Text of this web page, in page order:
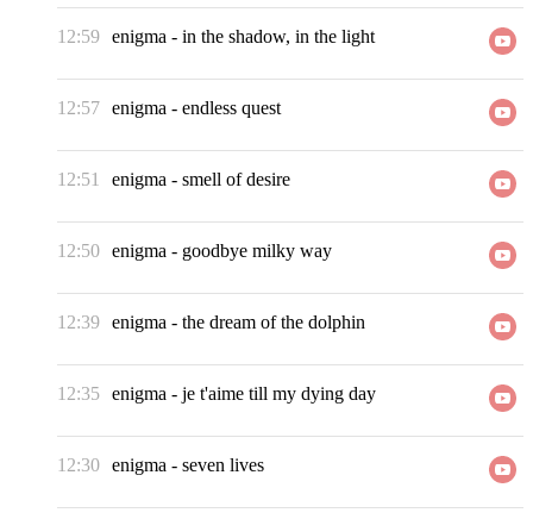
12:59 enigma - in the shadow, in the light
12:57 enigma - endless quest
12:51 enigma - smell of desire
12:50 enigma - goodbye milky way
12:39 enigma - the dream of the dolphin
12:35 enigma - je t'aime till my dying day
12:30 enigma - seven lives